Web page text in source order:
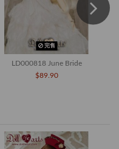
完售
LD000818 June Bride
$89.90